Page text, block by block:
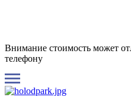
Внимание стоимость может
телефону